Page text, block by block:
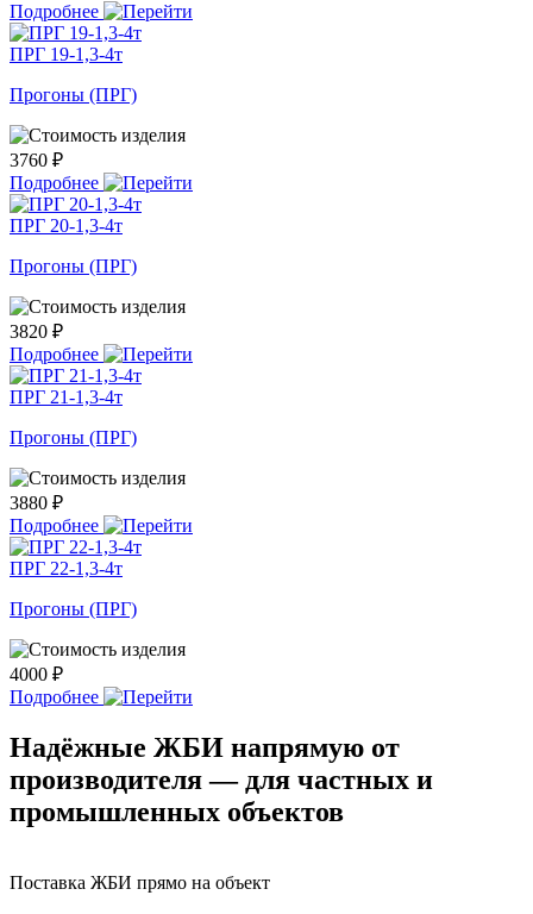
Подробнее
ПРГ 19-1,3-4т
Прогоны (ПРГ)
3760 ₽
Подробнее
ПРГ 20-1,3-4т
Прогоны (ПРГ)
3820 ₽
Подробнее
ПРГ 21-1,3-4т
Прогоны (ПРГ)
3880 ₽
Подробнее
ПРГ 22-1,3-4т
Прогоны (ПРГ)
4000 ₽
Подробнее
Надёжные ЖБИ напрямую от
производителя — для частных и
промышленных объектов
Поставка ЖБИ прямо на объект